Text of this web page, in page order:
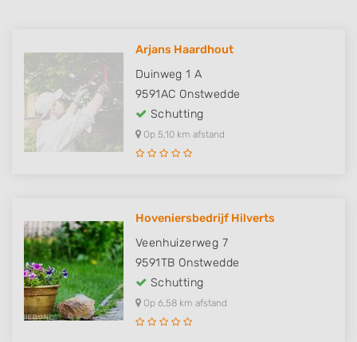
Arjans Haardhout
Duinweg 1 A
9591AC Onstwedde
Schutting
Op 5,10 km afstand
Hoveniersbedrijf Hilverts
Veenhuizerweg 7
9591TB Onstwedde
Schutting
Op 6,58 km afstand